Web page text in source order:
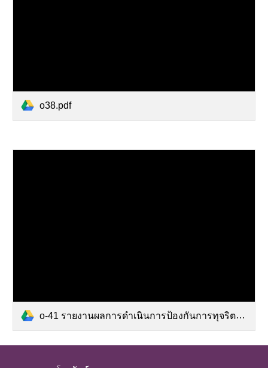
o38.pdf
o-41 รายงานผลการดำเนินการป้องกันการทุจริตประจำปี .pdf